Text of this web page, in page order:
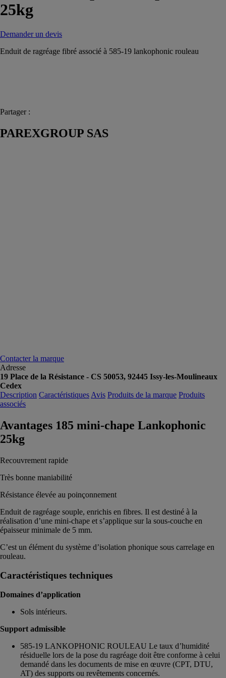
25kg
Demander un devis
Enduit de ragréage fibré associé à 585-19 lankophonic rouleau
Partager :
PAREXGROUP SAS
Contacter la marque
Adresse
19 Place de la Résistance - CS 50053, 92445 Issy-les-Moulineaux
Cedex
Description Caractéristiques Avis Produits de la marque Produits
associés
Avantages 185 mini-chape Lankophonic
25kg
Recouvrement rapide
Très bonne maniabilité
Résistance élevée au poinçonnement
Enduit de ragréage souple, enrichis en fibres. Il est destiné à la
réalisation d’une mini-chape et s’applique sur la sous-couche en
épaisseur minimale de 5 mm.
C’est un élément du système d’isolation phonique sous carrelage en
rouleau.
Caractéristiques techniques
Domaines d’application
Sols intérieurs.
Support admissible
585-19 LANKOPHONIC ROULEAU Le taux d’humidité
résiduelle lors de la pose du ragréage doit être conforme à celui
demandé dans les documents de mise en œuvre (CPT, DTU,
AT) des supports ou revêtements concernés.